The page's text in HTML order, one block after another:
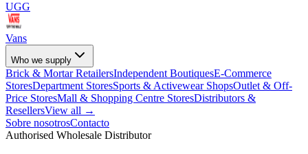
UGG
Vans
Who we supply
Brick & Mortar RetailersIndependent BoutiquesE-Commerce
StoresDepartment StoresSports & Activewear ShopsOutlet & Off-
Price StoresMall & Shopping Centre StoresDistributors &
ResellersView all →
Sobre nosotrosContacto
Authorised Wholesale Distributor